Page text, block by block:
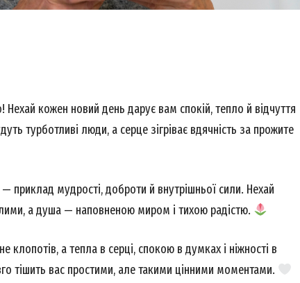
кожен новий день дарує вам спокій, тепло й відчуття
турботливі люди, а серце зігріває вдячність за прожите
приклад мудрості, доброти й внутрішньої сили. Нехай
а душа — наповненою миром і тихою радістю.
клопотів, а тепла в серці, спокою в думках і ніжності в
тішить вас простими, але такими цінними моментами.